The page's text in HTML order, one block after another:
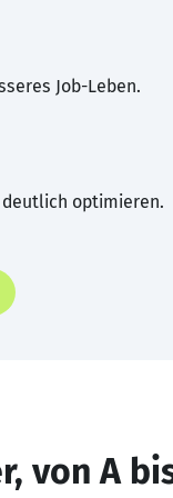
Job-Leben.
deutlich optimieren.
von A